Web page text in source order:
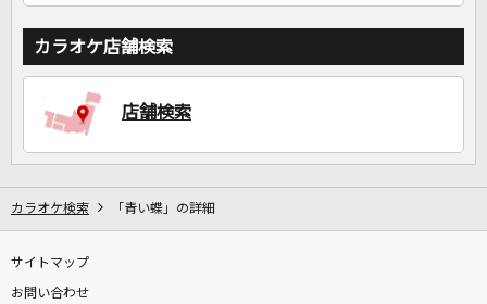
カラオケ店舗検索
店舗検索
カラオケ検索 「青い蝶」の詳細
サイトマップ
お問い合わせ